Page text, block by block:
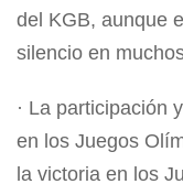
del KGB, aunque
silencio en
· La participación
en los Juegos
la victoria en los